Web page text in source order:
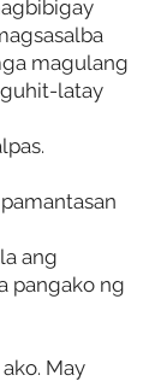
magulang
guhit-latay
ang
pangako ng
May